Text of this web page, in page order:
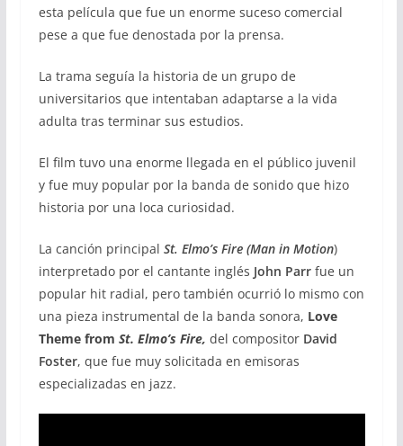
esta película que fue un enorme suceso comercial
pese a que fue denostada por la prensa.
La trama seguía la historia de un grupo de
universitarios que intentaban adaptarse a la vida
adulta tras terminar sus estudios.
El film tuvo una enorme llegada en el público juvenil
y fue muy popular por la banda de sonido que hizo
historia por una loca curiosidad.
La canción principal St. Elmo’s Fire (Man in Motion)
interpretado por el cantante inglés John Parrfue un
popular hit radial, pero también ocurrió lo mismo con
una pieza instrumental de la banda sonora, Love
Theme from St. Elmo’s Fire, del compositorDavid
Foster, que fue muy solicitada en emisoras
especializadas en jazz.